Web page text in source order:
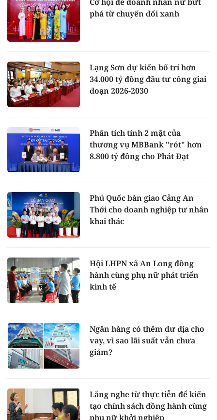
phá từ chuyển đổi xanh
Lạng Sơn dự kiến bố trí hơn
34.000 tỷ đồng đầu tư công giai
đoạn 2026-2030
Phân tích tính 2 mặt của
thương vụ MBBank "rót" hơn
8.800 tỷ đồng cho Phát Đạt
Phú Quốc bàn giao Cảng An
Thới cho doanh nghiệp tư nhân
khai thác
Hội LHPN xã An Long đồng
hành cùng phụ nữ phát triển
kinh tế
Ngân hàng có thêm dư địa cho
vay, vì sao lãi suất vẫn chưa
giảm?
Lắng nghe từ thực tiễn để kiến
tạo chính sách đồng hành cùng
phụ nữ khởi nghiệp